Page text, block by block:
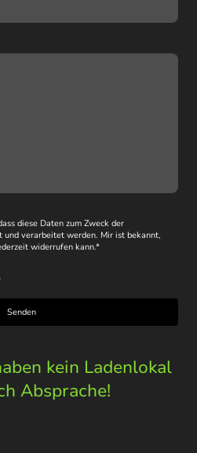
diese Daten zum Zweck der
und verarbeitet werden. Mir ist bekannt,
widerrufen kann.*
Senden
kein Ladenlokal
Absprache!